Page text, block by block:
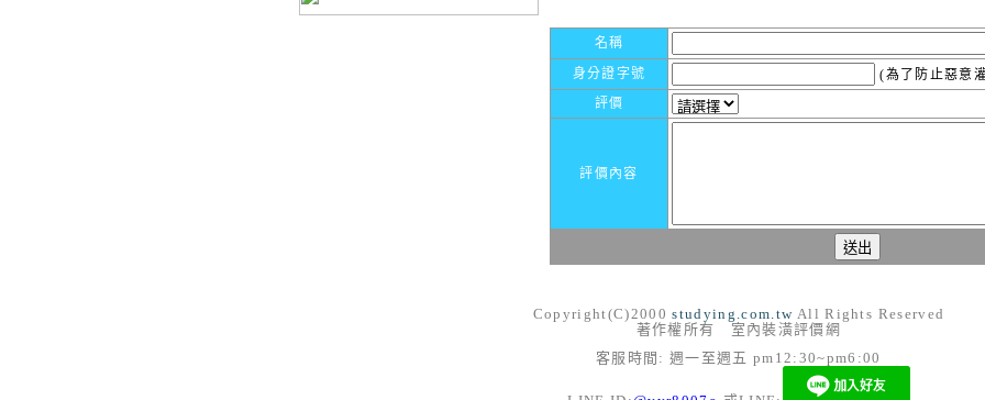
名稱
身分證字號
(為了防止惡意
評價
評價內容
Copyright(C)2000studying.com.tw All Rights Reserved
著作權所有 室內裝潢評價網
客服時間: 週一至週五 pm12:30~pm6:00